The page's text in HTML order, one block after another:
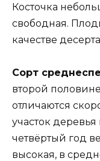
Косточка
свободная.
качестве
Сорт
второй
отличаются
участок
четвёртый год
высокая, в